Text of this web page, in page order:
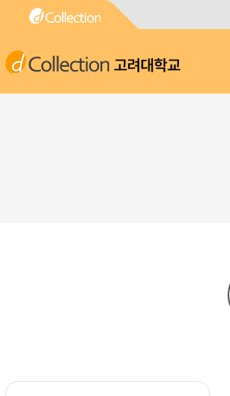
고려대학교